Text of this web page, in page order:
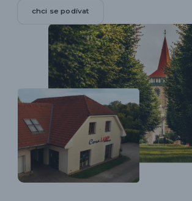
chci se podívat